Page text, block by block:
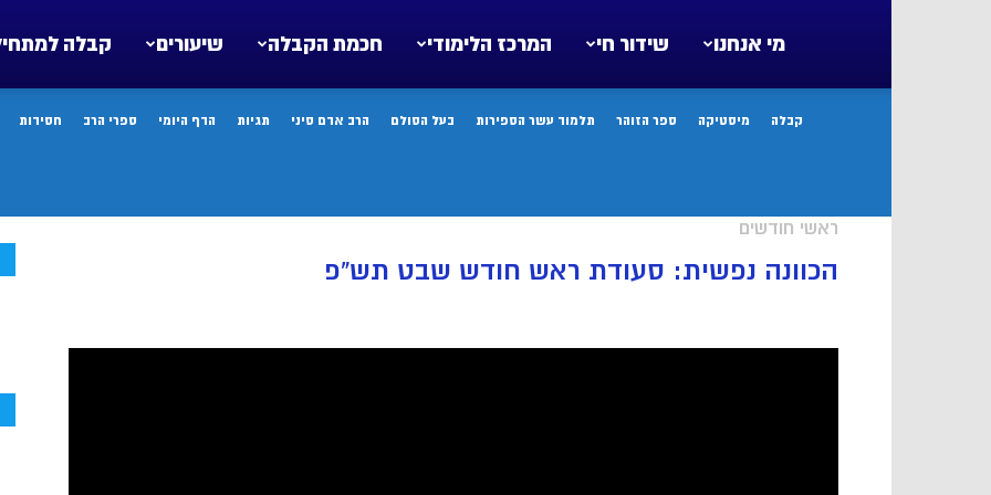
קבלה שיעורים חכמת הקבלה המרכז הלימודי שידור חי מי אנחנו
קבלה מיסטיקה ספר הזוהר תלמוד עשר הספירות בעל הסולם הרב אדם סיני תגיות הדף היומי ספרי הרב חסידות
ראשי חודשים
הכוונה נפשית: סעודת ראש חודש שבט תש”פ